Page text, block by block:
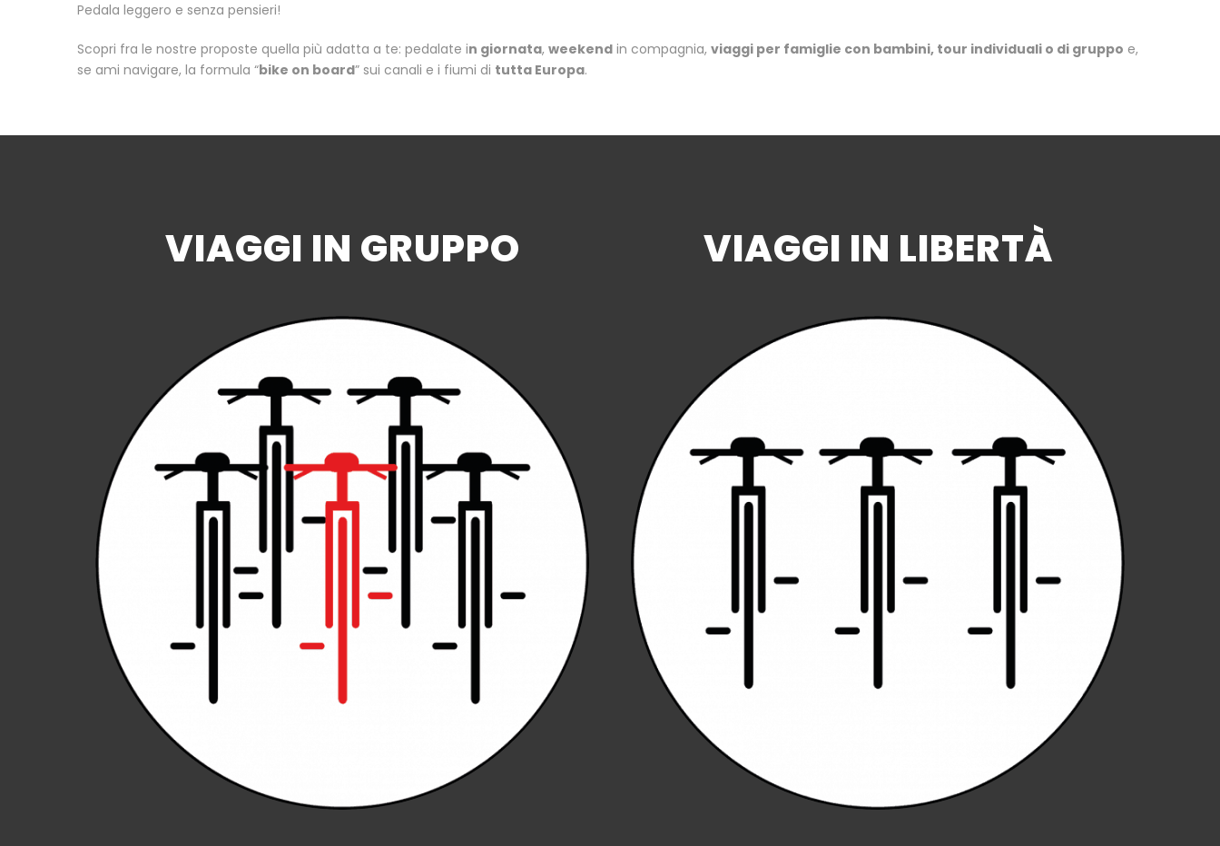
Pedala leggero e senza pensieri!
Scopri fra le nostre proposte quella più adatta a te: pedalate in giornata, weekend in compagnia, viaggi per famiglie con bambini, tour individuali o di gruppo e,
se ami navigare, la formula “bike on board” sui canali e i fiumi di tutta Europa.
VIAGGI IN GRUPPO VIAGGI IN LIBERTÀ